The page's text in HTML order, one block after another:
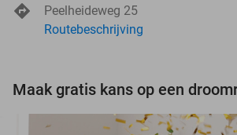
Peelheideweg 25
Routebeschrijving